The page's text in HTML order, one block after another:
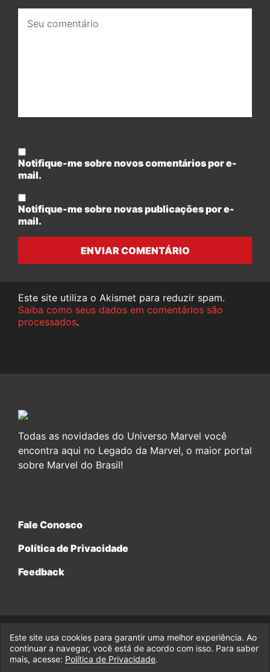
comentário:
Notifique-me sobre novos comentários por e-
mail.
Notifique-me sobre novas publicações por e-
mail.
ENVIAR COMENTÁRIO
Este site utiliza o Akismet para reduzir spam.
Saiba como seus dados em comentários são
processados.
Todas as novidades do Universo Marvel você
encontra aqui no Legado da Marvel, o maior portal
sobre Marvel do Brasil!
Fale Conosco
Política de Privacidade
Feedback
© 2017-2026 Legado da Marvel, uma empresa da Legado
Enterprises.
Este site usa cookies para garantir uma melhor experiência. Ao
continuar a navegar, você está de acordo com isso. Para saber
mais, acesse: Política de Privacidade.